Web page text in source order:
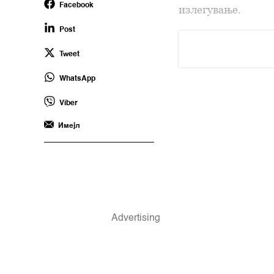
Facebook
Post
Tweet
WhatsApp
Viber
Имејл
излегување.